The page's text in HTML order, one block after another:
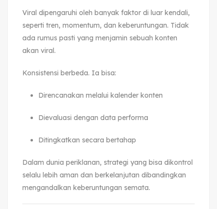
Viral dipengaruhi oleh banyak faktor di luar kendali,
seperti tren, momentum, dan keberuntungan. Tidak
ada rumus pasti yang menjamin sebuah konten
akan viral.
Konsistensi berbeda. Ia bisa:
Direncanakan melalui kalender konten
Dievaluasi dengan data performa
Ditingkatkan secara bertahap
Dalam dunia periklanan, strategi yang bisa dikontrol
selalu lebih aman dan berkelanjutan dibandingkan
mengandalkan keberuntungan semata.